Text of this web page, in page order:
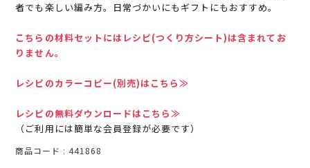
者でも楽しい編み方。日常づかいにもギフトにもおすすめ。
こちらの材料セットにはレシピ(つくり方シート)は含まれてお
りません。
レシピのカラーコピー(別売)はこちら≫
レシピの無料ダウンロードはこちら≫
（ご利用には簡単な会員登録が必要です）
商品コード 441868